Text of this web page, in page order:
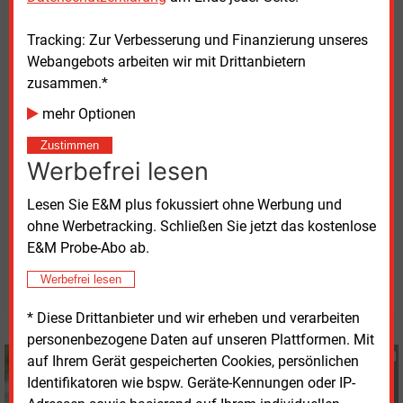
Tracking: Zur Verbesserung und Finanzierung unseres
Webangebots arbeiten wir mit Drittanbietern
zusammen.*
mehr Optionen
Zustimmen
Werbefrei lesen
Lesen Sie E&M plus fokussiert ohne Werbung und
ohne Werbetracking. Schließen Sie jetzt das kostenlose
E&M Probe-Abo ab.
Werbefrei lesen
* Diese Drittanbieter und wir erheben und verarbeiten
personenbezogene Daten auf unseren Plattformen. Mit
auf Ihrem Gerät gespeicherten Cookies, persönlichen
Identifikatoren wie bspw. Geräte-Kennungen oder IP-
BDEW, DWV und VIK betonten, dass 1,8 Millionen
Gasverteilnetz angeschlossen sind. Auch
Gaskraftwerke seien teilweise mit dem Verteilnetz
verbunden. Dies unterstreiche die Notwendigkeit, für
den Hochlauf der Wasserstoffwirtschaft die
Verteilnetze verstärkt in den Blick zu nehmen und die
Entwicklung des Kernnetzes hierfür als Basis zu
nutzen.
Donnerstag, 9.11.2023, 14:33 Uhr
Susanne Harmsen
© 2026 Energie & Management GmbH
Susanne Harmsen
+49 (0) 151 28207503
s.harmsen@energie-